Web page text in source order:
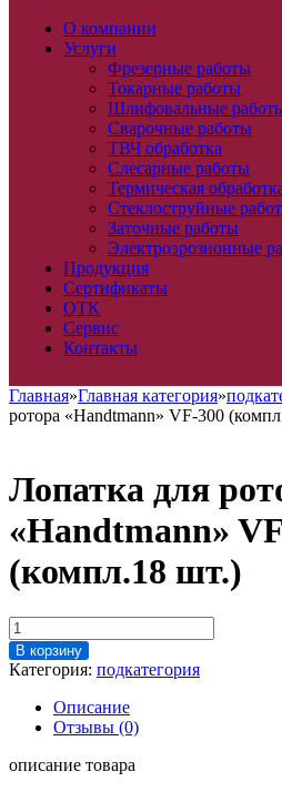
О компании
Услуги
Фрезерные работы
Токарные работы
Шлифовальные
Сварочные работы
ТВЧ обработка
Слесарные работы
Термическая
Стеклоструйные
Заточные работы
Электроэрозионные
Продукция
Сертификаты
ОТК
Сервис
Контакты
Главная»Главная категория»
ротора «Handtmann» VF-300
Лопатка для
«Handtmann»
(компл.18 шт.)
Количество
товара
Лопатка
ротора
"Handtmann"
300
В корзину
Категория: подкатегория
Описание
Отзывы (0)
описание товара